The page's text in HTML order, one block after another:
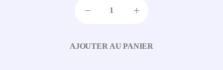
AJOUTER AU PANIER